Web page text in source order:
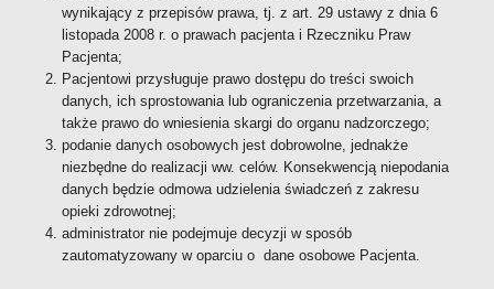
wynikający z przepisów prawa, tj. z art. 29 ustawy z dnia 6
listopada 2008 r. o prawach pacjenta i Rzeczniku Praw
Pacjenta;
Pacjentowi przysługuje prawo dostępu do treści swoich
danych, ich sprostowania lub ograniczenia przetwarzania, a
także prawo do wniesienia skargi do organu nadzorczego;
podanie danych osobowych jest dobrowolne, jednakże
niezbędne do realizacji ww. celów. Konsekwencją niepodania
danych będzie odmowa udzielenia świadczeń z zakresu
opieki zdrowotnej;
administrator nie podejmuje decyzji w sposób
zautomatyzowany w oparciu o dane osobowe Pacjenta.